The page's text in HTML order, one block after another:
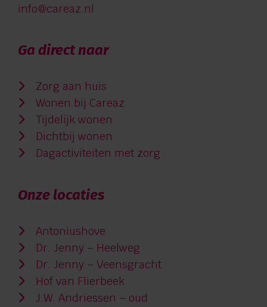
info@careaz.nl
Ga direct naar
Zorg aan huis
Wonen bij Careaz
Tijdelijk wonen
Dichtbij wonen
Dagactiviteiten met zorg
Onze locaties
Antoniushove
Dr. Jenny – Heelweg
Dr. Jenny – Veensgracht
Hof van Flierbeek
J.W. Andriessen – oud